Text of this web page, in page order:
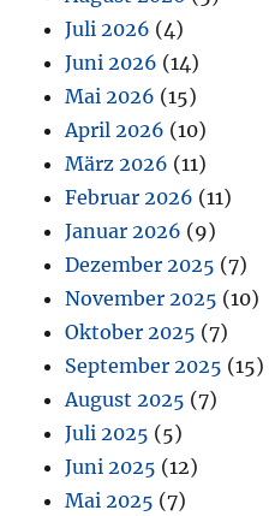
Juli 2026 (4)
Juni 2026 (14)
Mai 2026 (15)
April 2026 (10)
März 2026 (11)
Februar 2026 (11)
Januar 2026 (9)
Dezember 2025 (7)
November 2025 (10)
Oktober 2025 (7)
September 2025 (15)
August 2025 (7)
Juli 2025 (5)
Juni 2025 (12)
Mai 2025 (7)